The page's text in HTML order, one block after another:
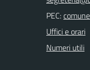
PEC:
Uffici e orari
Numeri utili